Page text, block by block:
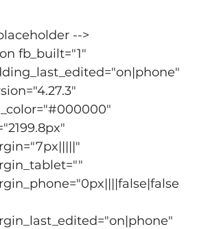
-->
fb_built="1"